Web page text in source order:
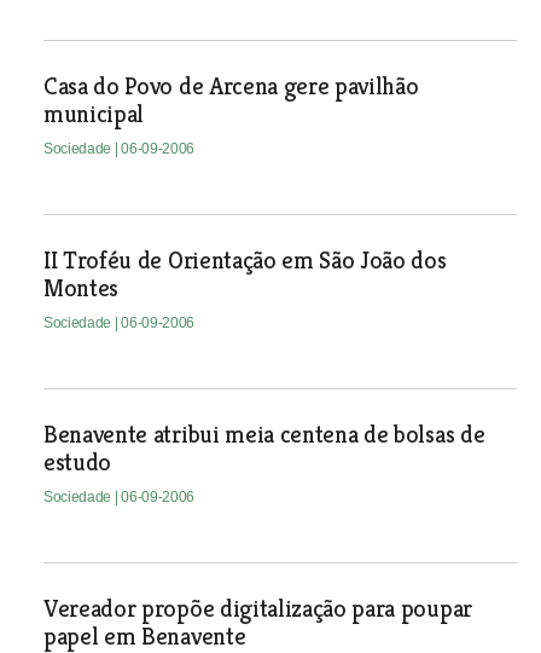
Casa do Povo de Arcena gere pavilhão
municipal
Sociedade | 06-09-2006
II Troféu de Orientação em São João dos
Montes
Sociedade | 06-09-2006
Benavente atribui meia centena de bolsas de
estudo
Sociedade | 06-09-2006
Vereador propõe digitalização para poupar
papel em Benavente